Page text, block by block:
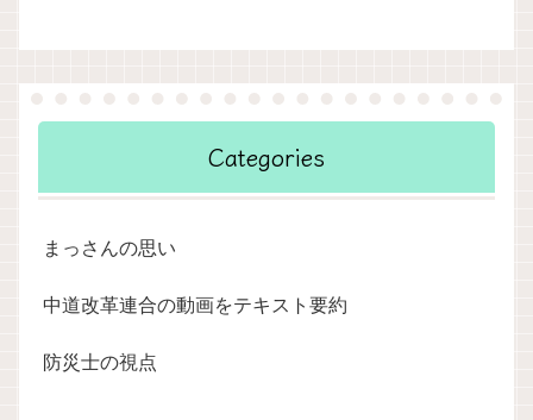
Categories
まっさんの思い
中道改革連合の動画をテキスト要約
防災士の視点